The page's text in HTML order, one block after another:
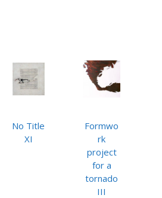
No Title
XI
Formwo
rk
project
for a
tornado
III